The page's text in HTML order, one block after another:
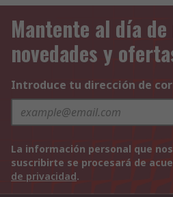
Mantente al día
novedades y
Introduce tu dirección de
La información personal que
suscribirte se procesará de
de privacidad.